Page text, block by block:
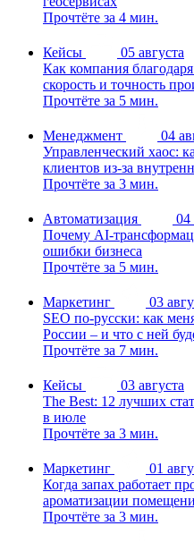
Прочтёте за 4 мин.
Кейсы
05 августа
Как компания
скорость и точность
Прочтёте за 5 мин.
Менеджмент
04
Управленческий хаос:
клиентов из-за
Прочтёте за 3 мин.
Автоматизация
04
Почему AI-
ошибки бизнеса
Прочтёте за 5 мин.
Маркетинг
03
SEO по-русски: как
России – и что с ней
Прочтёте за 7 мин.
Кейсы
03 августа
The Best: 12 лучших
в июле
Прочтёте за 3 мин.
Маркетинг
01
Когда запах работает
ароматизации
Прочтёте за 3 мин.